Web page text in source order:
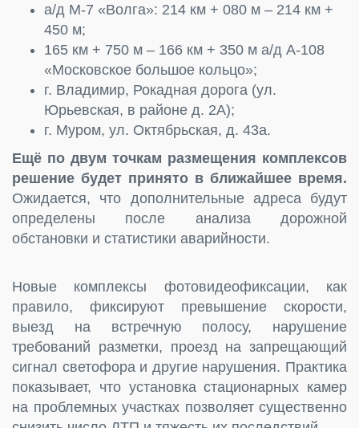
а/д М-7 «Волга»: 214 км + 080 м – 214 км +
450 м;
165 км + 750 м – 166 км + 350 м а/д А-108
«Московское большое кольцо»;
г. Владимир, Рокадная дорога (ул.
Юрьевская, в районе д. 2А);
г. Муром, ул. Октябрьская, д. 43а.
Ещё по двум точкам размещения комплексов
решение будет принято в ближайшее время.
Ожидается, что дополнительные адреса будут
определены после анализа дорожной
обстановки и статистики аварийности.
Новые комплексы фотовидеофиксации, как
правило, фиксируют превышение скорости,
выезд на встречную полосу, нарушение
требований разметки, проезд на запрещающий
сигнал светофора и другие нарушения. Практика
показывает, что установка стационарных камер
на проблемных участках позволяет существенно